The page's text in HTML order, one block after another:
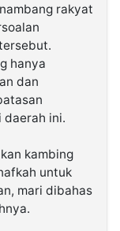
rakyat
hanya
dan
daerah ini.
kambing
untuk
mari dibahas